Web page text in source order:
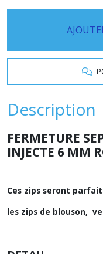
Description
FERMETURE
INJECTE 6 MM
Ces zips seront
les zips de blouson,